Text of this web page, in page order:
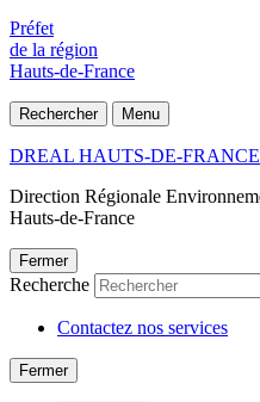
Préfet
de la région
Hauts-de-France
Rechercher Menu
DREAL HAUTS-DE-FRANCE
Direction Régionale
Hauts-de-France
Fermer
Recherche
Contactez nos services
Fermer